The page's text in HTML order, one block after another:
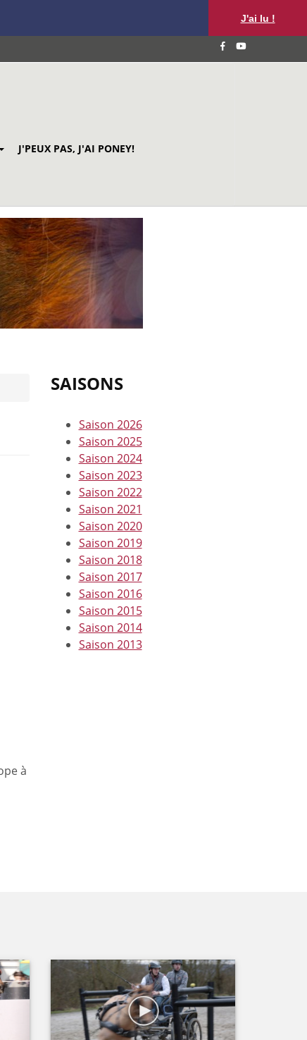
J'ai lu !
J'PEUX PAS, J'AI PONEY!
à
SAISONS
Saison 2026
Saison 2025
Saison 2024
Saison 2023
Saison 2022
Saison 2021
Saison 2020
Saison 2019
Saison 2018
Saison 2017
Saison 2016
Saison 2015
Saison 2014
Saison 2013